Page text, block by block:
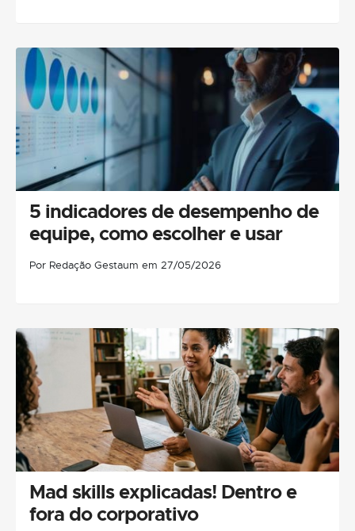
5 indicadores de desempenho de
equipe, como escolher e usar
Por Redação Gestaum em 27/05/2026
Mad skills explicadas! Dentro e
fora do corporativo